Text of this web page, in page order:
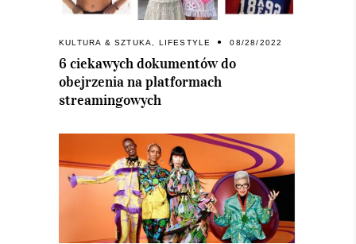
KULTURA & SZTUKA, LIFESTYLE 08/28/2022
6 ciekawych dokumentów do
obejrzenia na platformach
streamingowych